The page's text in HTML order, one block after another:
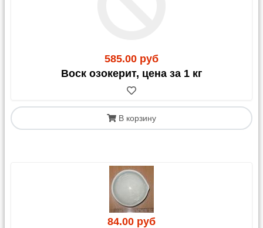
585.00 руб
Воск озокерит, цена за 1 кг
В корзину
84.00 руб